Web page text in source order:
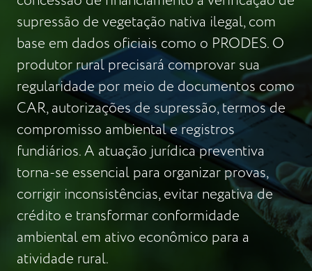
supressão de vegetação nativa ilegal, com
base em dados oficiais como o PRODES. O
produtor rural precisará comprovar sua
regularidade por meio de documentos como
CAR, autorizações de supressão, termos de
compromisso ambiental e registros
fundiários. A atuação jurídica preventiva
torna-se essencial para organizar provas,
corrigir inconsistências, evitar negativa de
crédito e transformar conformidade
ambiental em ativo econômico para a
atividade rural.